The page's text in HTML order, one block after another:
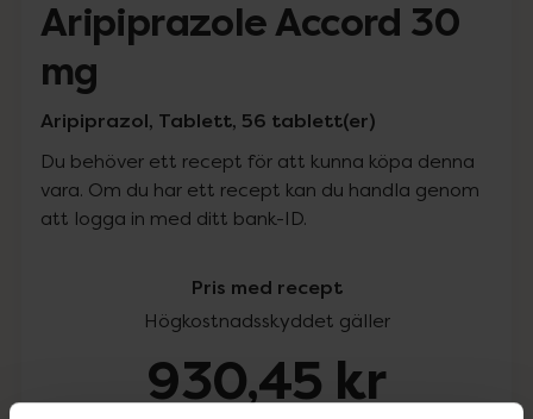
Aripiprazole Accord 30
mg
Aripiprazol, Tablett, 56 tablett(er)
Du behöver ett recept för att kunna köpa denna
vara. Om du har ett recept kan du handla genom
att logga in med ditt bank-ID.
Pris med recept
Högkostnadsskyddet gäller
930,45 kr